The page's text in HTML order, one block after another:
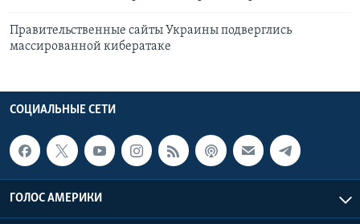
Правительственные сайты Украины подверглись
массированной кибератаке
СОЦИАЛЬНЫЕ СЕТИ
ГОЛОС АМЕРИКИ